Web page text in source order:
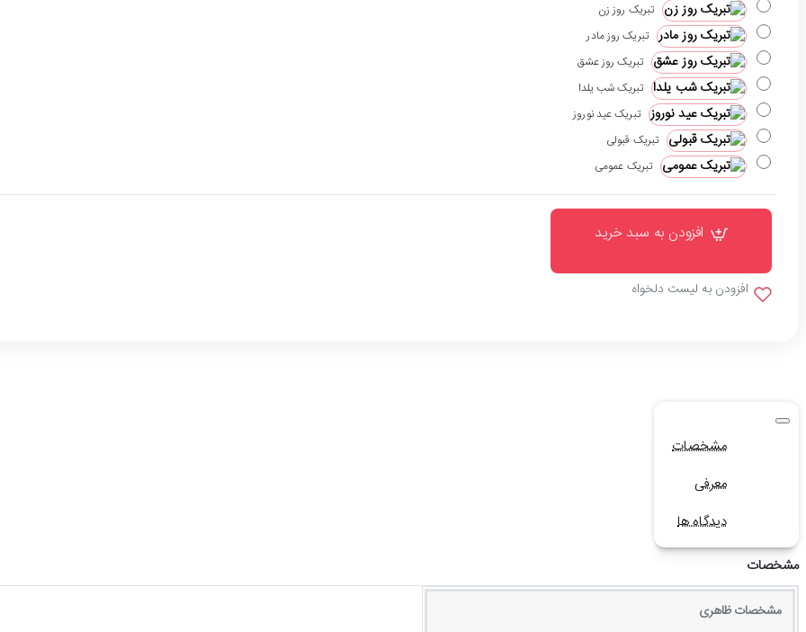
تبریک روز زن
تبریک روز مادر
تبریک روز عشق
تبریک شب یلدا
تبریک عید نوروز
تبریک قبولی
تبریک عمومی
افزودن به سبد خرید
افزودن به لیست دلخواه
مشخصات
معرفی
دیدگاه ها
مشخصات
مشخصات ظاهری